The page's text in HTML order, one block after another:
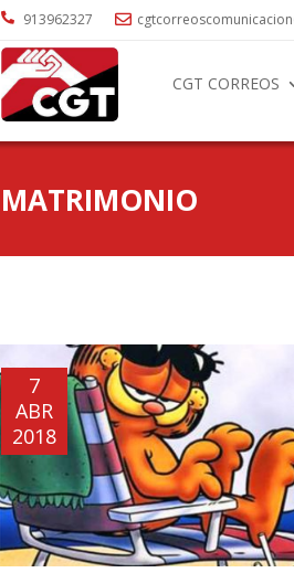
 913962327 
CGT CORREOS
MATRIMONIO
7
ABR
2018